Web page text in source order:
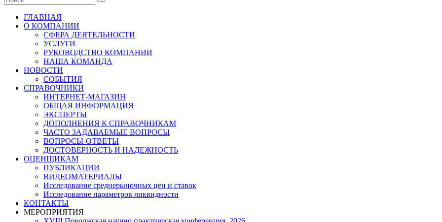
ГЛАВНАЯ
О КОМПАНИИ
СФЕРА ДЕЯТЕЛЬНОСТИ
УСЛУГИ
РУКОВОДСТВО КОМПАНИИ
НАША КОМАНДА
НОВОСТИ
СОБЫТИЯ
СПРАВОЧНИКИ
ИНТЕРНЕТ-МАГАЗИН
ОБЩАЯ ИНФОРМАЦИЯ
ЭКСПЕРТЫ
ДОПОЛНЕНИЯ К СПРАВОЧНИКАМ
ЧАСТО ЗАДАВАЕМЫЕ ВОПРОСЫ
ВОПРОСЫ-ОТВЕТЫ
ДОСТОВЕРНОСТЬ И НАДЕЖНОСТЬ
ОЦЕНЩИКАМ
ПУБЛИКАЦИИ
ВИДЕОМАТЕРИАЛЫ
Исследование среднерыночных цен и ставок
Исследование параметров ликвидности
КОНТАКТЫ
МЕРОПРИЯТИЯ